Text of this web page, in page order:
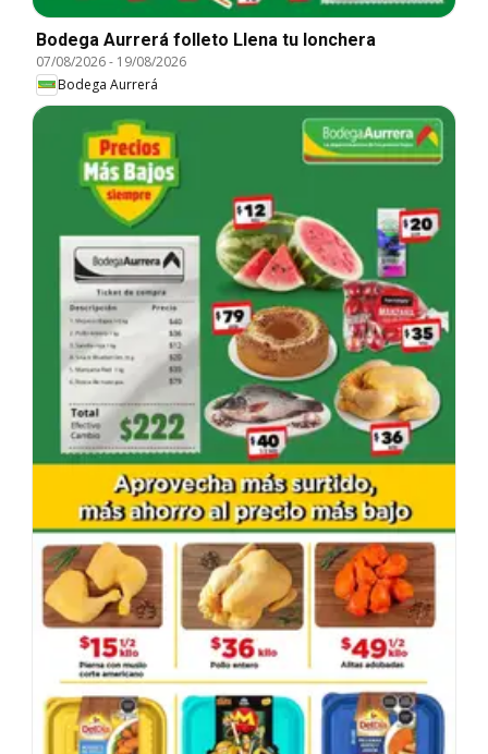
Bodega Aurrerá folleto Llena tu lonchera
07/08/2026- 19/08/2026
Bodega Aurrerá